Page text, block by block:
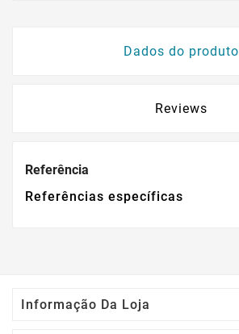
Dados do produto
Reviews
Referência
Referências específicas
Informação Da Loja